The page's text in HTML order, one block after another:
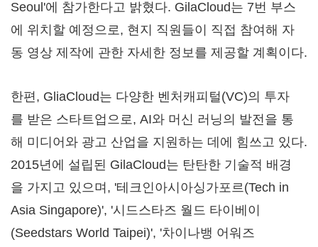
Seoul'에 참가한다고 밝혔다. GilaCloud는 7번 부스
에 위치할 예정으로, 현지 직원들이 직접 참여해 자
동 영상 제작에 관한 자세한 정보를 제공할 계획이다.
한편, GliaCloud는 다양한 벤처캐피털(VC)의 투자
를 받은 스타트업으로, AI와 머신 러닝의 발전을 통
해 미디어와 광고 산업을 지원하는 데에 힘쓰고 있다.
2015년에 설립된 GilaCloud는 탄탄한 기술적 배경
을 가지고 있으며, '테크인아시아싱가포르(Tech in
Asia Singapore)', '시드스타즈 월드 타이베이
(Seedstars World Taipei)', '차이나뱅 어워즈